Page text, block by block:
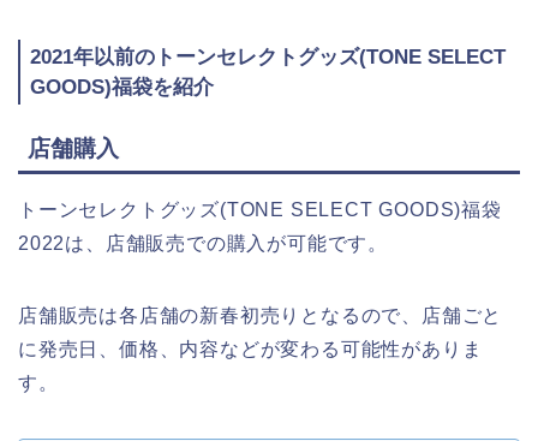
2021年以前のトーンセレクトグッズ(TONE SELECT
GOODS)福袋を紹介
店舗購入
トーンセレクトグッズ(TONE SELECT GOODS)福袋
2022は、店舗販売での購入が可能です。
店舗販売は各店舗の新春初売りとなるので、店舗ごと
に発売日、価格、内容などが変わる可能性がありま
す。